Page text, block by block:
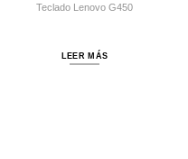
Teclado Lenovo G450
LEER MÁS